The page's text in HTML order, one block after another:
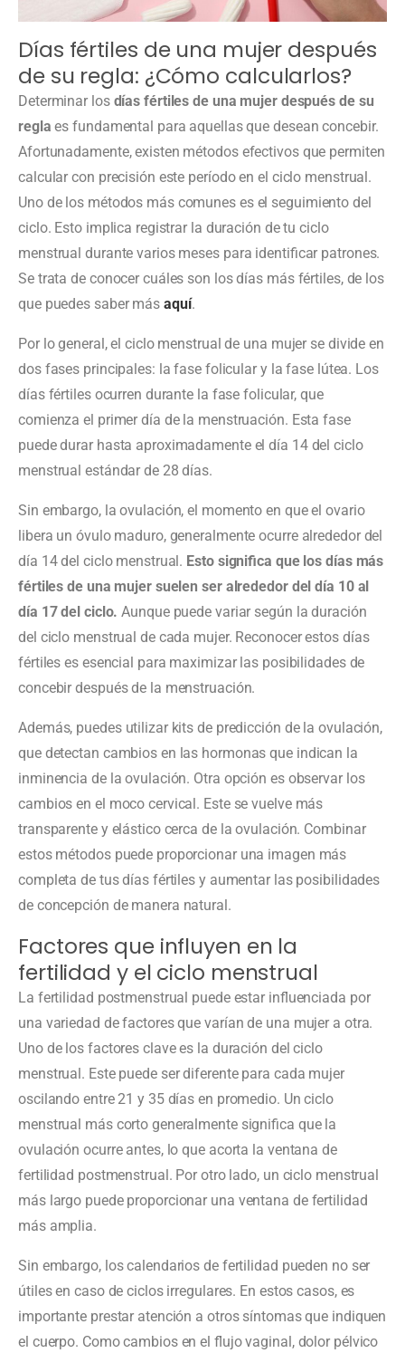
Días fértiles de una mujer después
de su regla: ¿Cómo calcularlos?
Determinar los días fértiles de una mujer después de su
regla es fundamental para aquellas que desean concebir.
Afortunadamente, existen métodos efectivos que permiten
calcular con precisión este período en el ciclo menstrual.
Uno de los métodos más comunes es el seguimiento del
ciclo. Esto implica registrar la duración de tu ciclo
menstrual durante varios meses para identificar patrones.
Se trata de conocer cuáles son los días más fértiles, de los
que puedes saber más aquí.
Por lo general, el ciclo menstrual de una mujer se divide en
dos fases principales: la fase folicular y la fase lútea. Los
días fértiles ocurren durante la fase folicular, que
comienza el primer día de la menstruación. Esta fase
puede durar hasta aproximadamente el día 14 del ciclo
menstrual estándar de 28 días.
Sin embargo, la ovulación, el momento en que el ovario
libera un óvulo maduro, generalmente ocurre alrededor del
día 14 del ciclo menstrual. Esto significa que los días más
fértiles de una mujer suelen ser alrededor del día 10 al
día 17 del ciclo.Aunque puede variar según la duración
del ciclo menstrual de cada mujer. Reconocer estos días
fértiles es esencial para maximizar las posibilidades de
concebir después de la menstruación.
Además, puedes utilizar kits de predicción de la ovulación,
que detectan cambios en las hormonas que indican la
inminencia de la ovulación. Otra opción es observar los
cambios en el moco cervical. Este se vuelve más
transparente y elástico cerca de la ovulación. Combinar
estos métodos puede proporcionar una imagen más
completa de tus días fértiles y aumentar las posibilidades
de concepción de manera natural.
Factores que influyen en la
fertilidad y el ciclo menstrual
La fertilidad postmenstrual puede estar influenciada por
una variedad de factores que varían de una mujer a otra.
Uno de los factores clave es la duración del ciclo
menstrual. Este puede ser diferente para cada mujer
oscilando entre 21 y 35 días en promedio. Un ciclo
menstrual más corto generalmente significa que la
ovulación ocurre antes, lo que acorta la ventana de
fertilidad postmenstrual. Por otro lado, un ciclo menstrual
más largo puede proporcionar una ventana de fertilidad
más amplia.
Sin embargo, los calendarios de fertilidad pueden no ser
útiles en caso de ciclos irregulares. En estos casos, es
importante prestar atención a otros síntomas que indiquen
el cuerpo. Como cambios en el flujo vaginal, dolor pélvico